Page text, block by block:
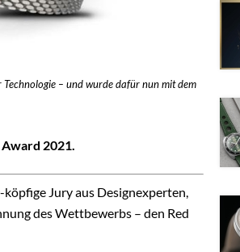
– und wurde dafür nun mit dem
2021
Jury aus Designexperten,
des Wettbewerbs – den Red